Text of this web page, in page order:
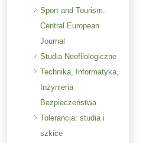
Sport and Tourism.
Central European
Journal
Studia Neofilologiczne
Technika, Informatyka,
Inżynieria
Bezpieczeństwa
Tolerancja: studia i
szkice